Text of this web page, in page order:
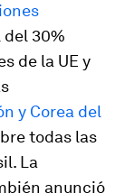
30%
de la UE y
y Corea del
todas las
La
anunció